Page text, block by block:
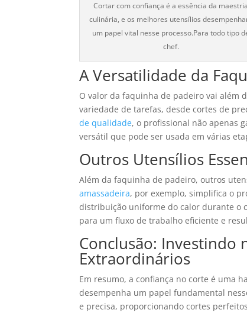
Cortar com confiança é a essência da maestria
culinária, e os melhores utensílios
um papel vital nesse processo.Para todo tipo
chef.
A Versatilidade da
O valor da faquinha de padeiro vai além
variedade de tarefas, desde cortes de
de qualidade, o profissional não apenas
versátil que pode ser usada em várias
Outros Utensílios
Além da faquinha de padeiro, outros
amassadeira, por exemplo, simplifica o
distribuição uniforme do calor durante o
para um fluxo de trabalho eficiente e
Conclusão: Investindo
Extraordinários
Em resumo, a confiança no corte é uma
desempenha um papel fundamental
e precisa, proporcionando cortes